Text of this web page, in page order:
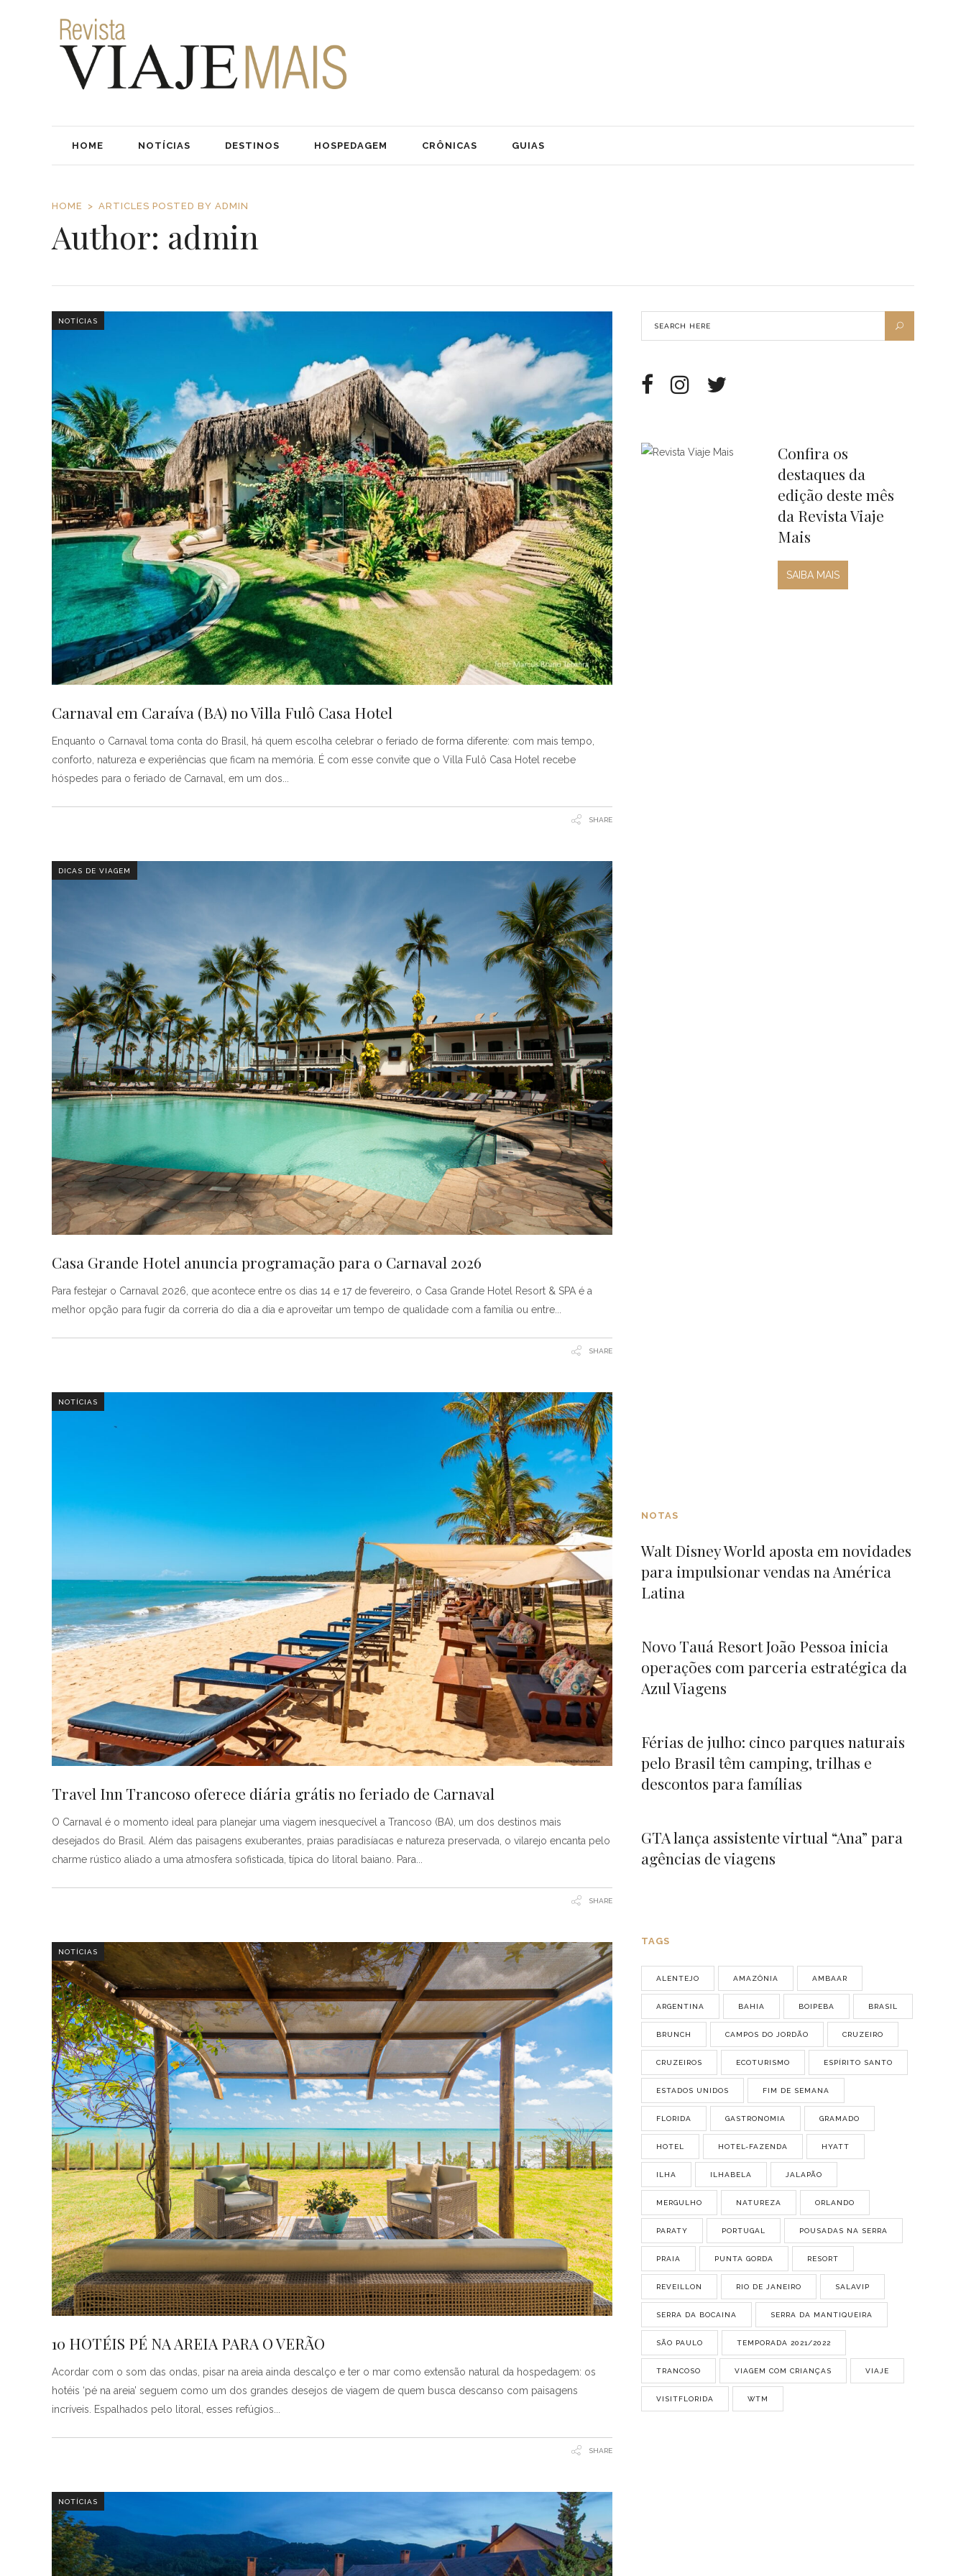
HOME NOTÍCIAS DESTINOS HOSPEDAGEM CRÔNICAS GUIAS
HOME ARTICLES POSTED BY ADMIN
Author: admin
NOTÍCIAS
Carnaval em Caraíva (BA) no Villa Fulô Casa Hotel
Enquanto o Carnaval toma conta do Brasil, há quem escolha celebrar o feriado de forma diferente: com mais tempo,
conforto, natureza e experiências que ficam na memória. É com esse convite que o Villa Fulô Casa Hotel recebe
hóspedes para o feriado de Carnaval, em um dos
SHARE
DICAS DE VIAGEM
Casa Grande Hotel anuncia programação para o Carnaval 2026
Para festejar o Carnaval 2026, que acontece entre os dias 14 e 17 de fevereiro, o Casa Grande Hotel Resort & SPA é a
melhor opção para fugir da correria do dia a dia e aproveitar um tempo de qualidade com a família ou entre
SHARE
NOTÍCIAS
Travel Inn Trancoso oferece diária grátis no feriado de Carnaval
O Carnaval é o momento ideal para planejar uma viagem inesquecível a Trancoso (BA), um dos destinos mais
desejados do Brasil. Além das paisagens exuberantes, praias paradisíacas e natureza preservada, o vilarejo encanta pelo
charme rústico aliado a uma atmosfera sofisticada, típica do litoral baiano. Para
SHARE
NOTÍCIAS
10 HOTÉIS PÉ NA AREIA PARA O VERÃO
Acordar com o som das ondas, pisar na areia ainda descalço e ter o mar como extensão natural da hospedagem: os
hotéis ‘pé na areia’ seguem como um dos grandes desejos de viagem de quem busca descanso com paisagens
incríveis. Espalhados pelo litoral, esses refúgios
SHARE
NOTÍCIAS
Confira os
destaques da
edição deste mês
da Revista Viaje
Mais
SAIBA MAIS
NOTAS
Walt Disney World aposta em novidades
para impulsionar vendas na América
Latina
Novo Tauá Resort João Pessoa inicia
operações com parceria estratégica da
Azul Viagens
Férias de julho: cinco parques naturais
pelo Brasil têm camping, trilhas e
descontos para famílias
GTA lança assistente virtual “Ana” para
agências de viagens
TAGS
ALENTEJO AMAZÔNIA AMBAAR
ARGENTINA BAHIA BOIPEBA BRASIL
BRUNCH CAMPOS DO JORDÃO CRUZEIRO
CRUZEIROS ECOTURISMO ESPÍRITO SANTO
ESTADOS UNIDOS FIM DE SEMANA
FLORIDA GASTRONOMIA GRAMADO
HOTEL HOTEL-FAZENDA HYATT
ILHA ILHABELA JALAPÃO
MERGULHO NATUREZA ORLANDO
PARATY PORTUGAL POUSADAS NA SERRA
PRAIA PUNTA GORDA RESORT
REVEILLON RIO DE JANEIRO SALAVIP
SERRA DA BOCAINA SERRA DA MANTIQUEIRA
SÃO PAULO TEMPORADA 2021/2022
TRANCOSO VIAGEM COM CRIANÇAS VIAJE
VISITFLORIDA WTM